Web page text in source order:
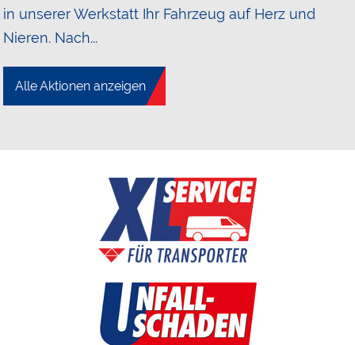
in unserer Werkstatt Ihr Fahrzeug auf Herz und
Nieren. Nach...
Alle Aktionen anzeigen